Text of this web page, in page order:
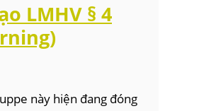
LMHV § 4
này hiện đang đóng